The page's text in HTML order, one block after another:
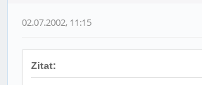
02.07.2002, 11:15
Zitat: